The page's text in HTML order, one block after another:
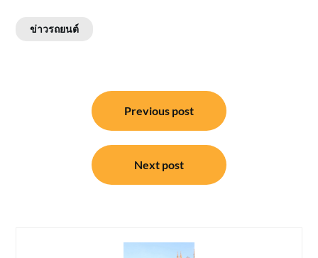
ข่าวรถยนต์
Previous post
Next post